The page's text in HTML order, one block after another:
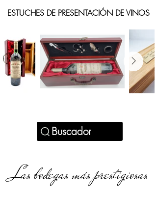
ESTUCHES DE PRESENTACIÓN DE VINOS
Las bodegas más prestigiosas
Buscador